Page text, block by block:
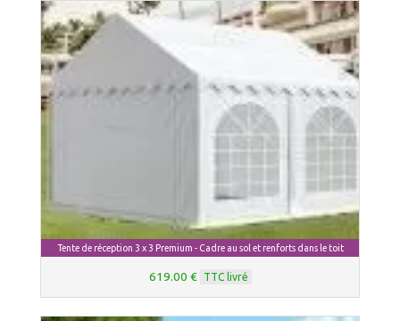
Tente de réception 3 x 3 Premium - Cadre au sol et renforts dans le toit
619.00 € TTC livré